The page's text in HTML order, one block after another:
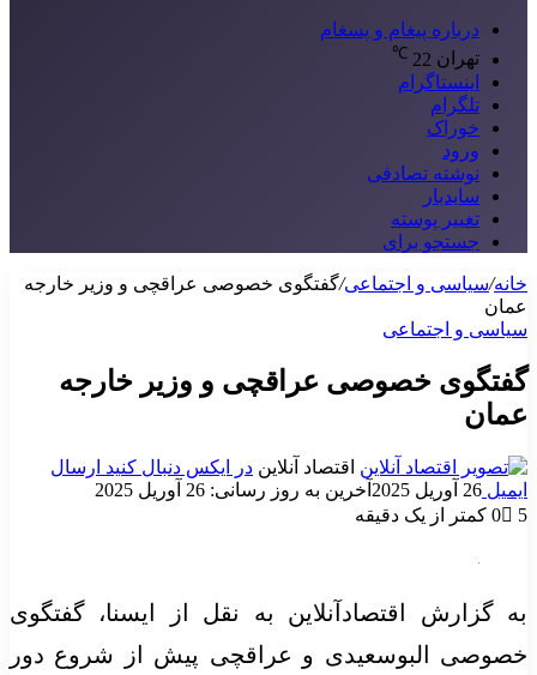
درباره پیغام و پسغام
تهران 22
℃
اینستاگرام
تلگرام
خوراک
ورود
نوشته تصادفی
سایدبار
تغییر پوسته
جستجو برای
خانه/سیاسی و اجتماعی/گفتگوی خصوصی عراقچی و وزیر خارجه
عمان
سیاسی و اجتماعی
گفتگوی خصوصی عراقچی و وزیر خارجه
عمان
اقتصاد آنلاین در ایکس دنبال کنید ارسال
ایمیل 26 آوریل 2025
آخرین به روز رسانی: 26 آوریل 2025
0
5 کمتر از یک دقیقه
به گزارش اقتصادآنلاین به نقل از ایسنا، گفتگوی
خصوصی البوسعیدی و عراقچی پیش از شروع دور